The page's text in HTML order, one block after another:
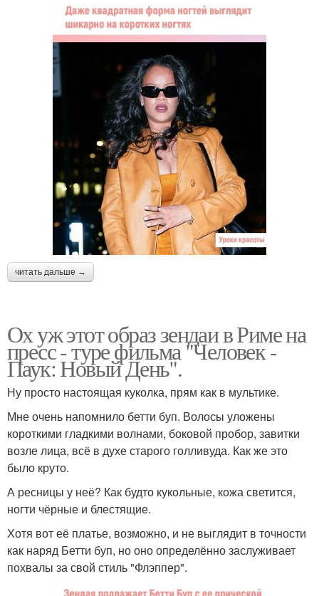
читать дальше →
Ох уж этот образ зендаи в Риме на
пресс - туре фильма "Человек -
Паук: Новый День".
Ну просто настоящая куколка, прям как в мультике.
Мне очень напомнило бетти буп. Волосы уложены
короткими гладкими волнами, боковой пробор, завитки
возле лица, всё в духе старого голливуда. Как же это
было круто.
А ресницы у неё? Как будто кукольные, кожа светится,
ногти чёрные и блестящие.
Хотя вот её платье, возможно, и не выглядит в точности
как наряд Бетти буп, но оно определённо заслуживает
похвалы за свой стиль "Флэппер".